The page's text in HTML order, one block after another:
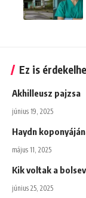
Ez is
Akhilleusz pajzsa
június 19, 2025
Haydn
május 11, 2025
Kik voltak a
június 25, 2025